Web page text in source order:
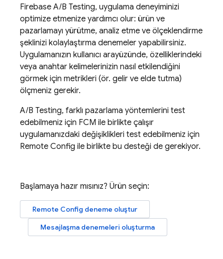
Firebase A/B Testing, uygulama deneyiminizi
optimize etmenize yardımcı olur: ürün ve
pazarlamayı yürütme, analiz etme ve ölçeklendirme
şeklinizi kolaylaştırma denemeler yapabilirsiniz.
Uygulamanızın kullanıcı arayüzünde, özelliklerindeki
veya anahtar kelimelerinizin nasıl etkilendiğini
görmek için metrikleri (ör. gelir ve elde tutma)
ölçmeniz gerekir.
A/B Testing, farklı pazarlama yöntemlerini test
edebilmeniz için FCM ile birlikte çalışır
uygulamanızdaki değişiklikleri test edebilmeniz için
Remote Config ile birlikte bu desteği de gerekiyor.
Başlamaya hazır mısınız? Ürün seçin:
Remote Config deneme oluştur
Mesajlaşma denemeleri oluşturma